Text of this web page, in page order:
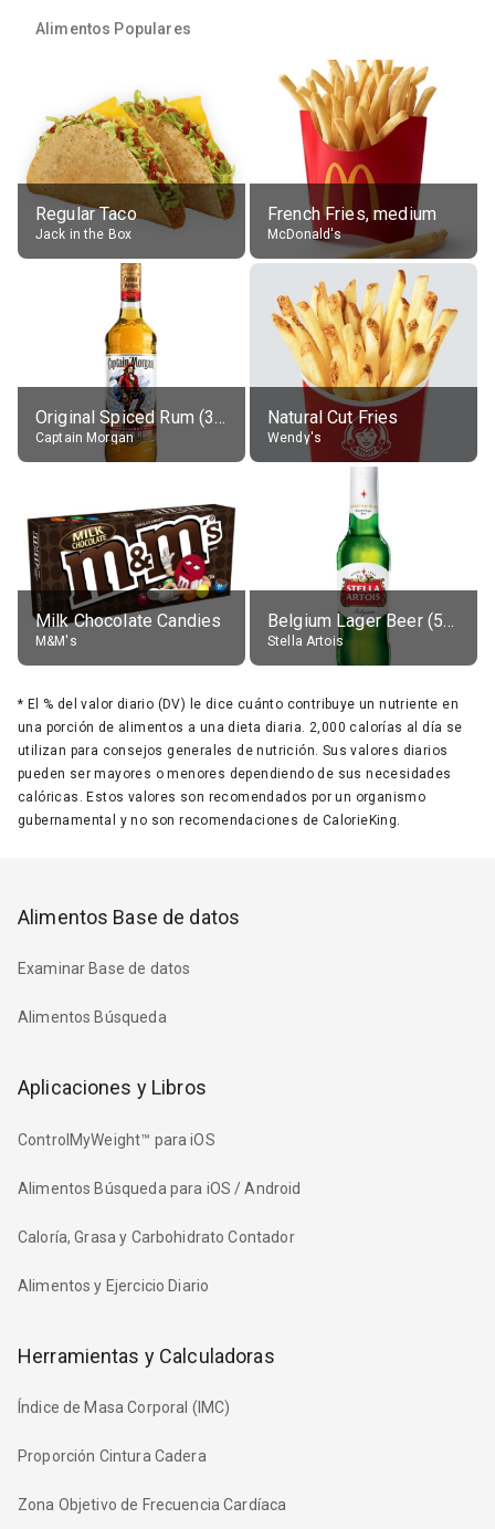
Alimentos Populares
Regular Taco
Jack in the Box
French Fries, medium
McDonald's
Original Spiced Rum (35% alc.)
Captain Morgan
Natural Cut Fries
Wendy's
Milk Chocolate Candies
M&M's
Belgium Lager Beer (5% alc.)
Stella Artois
* El % del valor diario (DV) le dice cuánto contribuye un nutriente en
una porción de alimentos a una dieta diaria. 2,000 calorías al día se
utilizan para consejos generales de nutrición. Sus valores diarios
pueden ser mayores o menores dependiendo de sus necesidades
calóricas. Estos valores son recomendados por un organismo
gubernamental y no son recomendaciones de CalorieKing.
Alimentos Base de datos
Examinar Base de datos
Alimentos Búsqueda
Aplicaciones y Libros
ControlMyWeight™ para iOS
Alimentos Búsqueda para iOS / Android
Caloría, Grasa y Carbohidrato Contador
Alimentos y Ejercicio Diario
Herramientas y Calculadoras
Índice de Masa Corporal (IMC)
Proporción Cintura Cadera
Zona Objetivo de Frecuencia Cardíaca